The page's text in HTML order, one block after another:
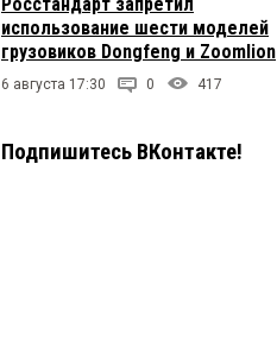
использование шести моделей
грузовиков Dongfeng и Zoomlion
6 августа 17:30 0 417
Подпишитесь ВКонтакте!